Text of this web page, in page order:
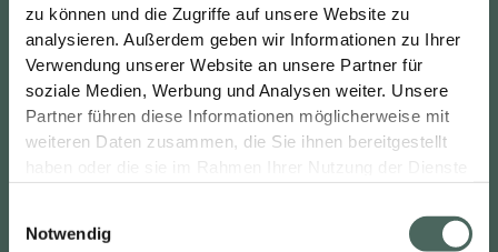
zu können und die Zugriffe auf unsere Website zu
analysieren. Außerdem geben wir Informationen zu Ihrer
Verwendung unserer Website an unsere Partner für
soziale Medien, Werbung und Analysen weiter. Unsere
Partner führen diese Informationen möglicherweise mit
weiteren Daten zusammen, die Sie ihnen bereitgestellt
Notwendig
Genau hier setzen wir an. Für uns ist ein
barrierefreies, stilvolles und smartes Zuhause kein
Nebeneinander einzelner Produkte, sondern ein
sorgfältig geplantes Zusammenspiel aus Raum,
Material, Technik und handwerklicher Umsetzung.
Partner für chice Lösungen rund ums Haus. Wir